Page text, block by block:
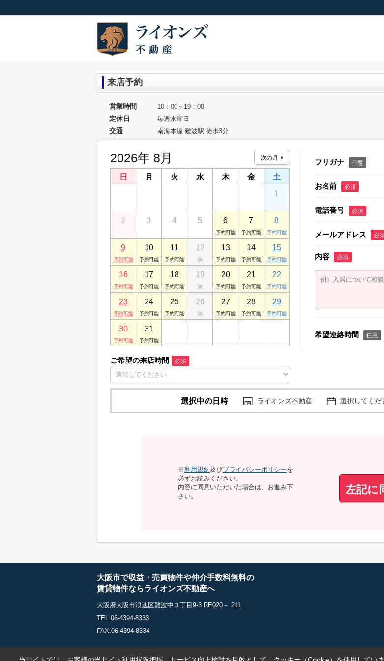
来店予約
営業時間 10：00～19：00
定休日 毎週水曜日
交通 南海本線 難波駅 徒歩3分
2026年 8月
日 月 火 水 木 金
土
1
2 3 4 5 6 7 8
9 10 11 12 13 14 15
16 17 18 19 20 21 22
23 24 25 26 27 28 29
30 31
ご希望の来店時間 必須
フリガナ 任意
お名前 必須
電話番号 必須
メールアドレス 必
内容 必須
希望連絡時間 任意
選択中の日時 ライオンズ不動産 選択してくだ
※利用規約及びプライバシーポリシーを
必ずお読みください。
内容に同意いただいた場合は、お進み下
さい。
左記に
大阪市で収益・売買物件や仲介手数料無料の
賃貸物件ならライオンズ不動産へ
大阪府大阪市浪速区難波中３丁目9-3 RE020－ 211
TEL:06-4394-8333
FAX:06-4394-8334